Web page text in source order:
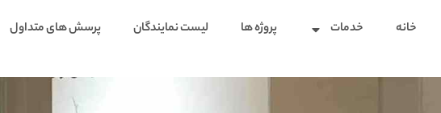
خانه خدمات پروژه ها لیست نمایندگان پرسش های متداول